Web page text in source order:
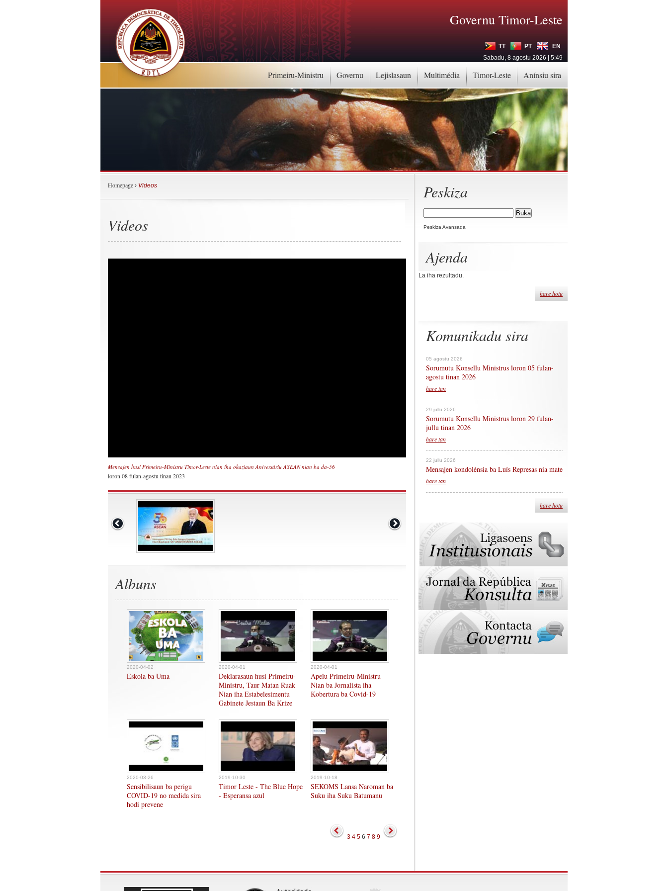
Primeiru-Ministru Governu Lejislasaun Multimédia Timor-Leste Anínsiu sira
Governu Timor-Leste
TT PT
EN
Sabadu, 8 agostu 2026 | 5:49
Peskiza
Peskiza Avansada
Ajenda
La iha rezultadu.
hare hotu
Komunikadu sira
05 agostu 2026
Sorumutu Konsellu Ministrus loron 05 fulan-
agostu tinan 2026
hare tan
29 jullu 2026
Sorumutu Konsellu Ministrus loron 29 fulan-
jullu tinan 2026
hare tan
22 jullu 2026
Mensajen kondolénsia ba Luís Represas nia mate
hare tan
hare hotu
Homepage › Videos
Videos
Mensajen husi Primeiru-Ministru Timor-Leste nian iha okaziaun Aniversáriu ASEAN nian ba da-56
loron 08 fulan-agostu tinan 2023
Albuns
2020-04-02
Eskola ba Uma
2020-04-01
Deklarasaun husi Primeiru-
Ministru, Taur Matan Ruak
Nian iha Estabelesimentu
Gabinete Jestaun Ba Krize
2020-04-01
Apelu Primeiru-Ministru
Nian ba Jornalista iha
Kobertura ba Covid-19
2020-03-26
Sensibilisaun ba perigu
COVID-19 no medida sira
hodi prevene
2019-10-30
Timor Leste - The Blue Hope
- Esperansa azul
2019-10-18
SEKOMS Lansa Naroman ba
Suku iha Suku Batumanu
3 4 5 6 7 8 9